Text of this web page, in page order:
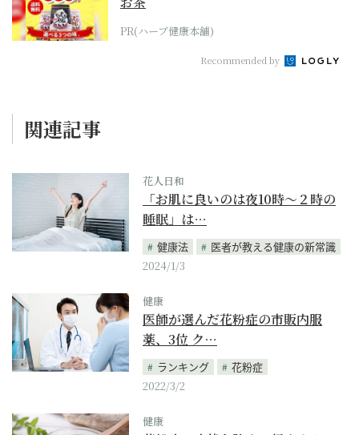
PR(ハーブ健康本舗)
Recommended by
関連記事
花人日和
「お肌に良いのは夜10時～２時の
睡眠」は…
健康法
医者が教える健康の新常識
2024/1/3
健康
医師が選んだ花粉症の市販内服
薬、3位 ク…
ランキング
花粉症
2022/3/2
健康